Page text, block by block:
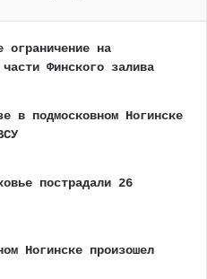
ограничение на
Финского залива
в подмосковном Ногинске
пострадали 26
Ногинске произошел